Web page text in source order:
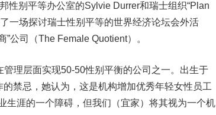
别平等办公室的Sylvie Durrer和瑞士组织“Plan
一场探讨瑞士性别平等的世界经济论坛会外活
公司（The Female Quotient）。
理层面实现50-50性别平衡的公司之一。出生于
禁忌，她认为，这是机构增加优秀年轻女性员工
生涯的一个障碍，但我们（宜家）将其视为一个机